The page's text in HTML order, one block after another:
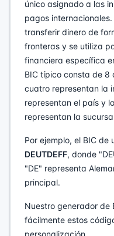
único asignado a las
pagos
transferir dinero de
fronteras y se utiliza
financiera específica
BIC típico consta de 8
cuatro representan la
representan el país y
representan la
Por ejemplo, el BIC de
DEUTDEFF, donde
"DE" representa
principal.
Nuestro generador de
fácilmente estos
personalización.